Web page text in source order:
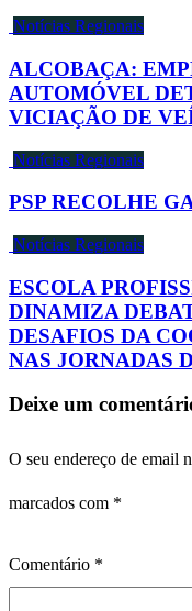
Notícias Regionais
ALCOBAÇA:
AUTOMÓVEL
VICIAÇÃO DE
Notícias Regionais
PSP RECOLHE
Notícias Regionais
ESCOLA
DINAMIZA
DESAFIOS DA
NAS JORNADAS
Deixe um
O seu endereço de email
marcados com *
Comentário *